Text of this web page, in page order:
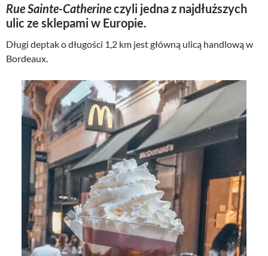
Rue Sainte-Catherineczyli jedna z najdłuższych
ulic ze sklepami w Europie.
Długi deptak o długości 1,2 km jest główną ulicą handlową w
Bordeaux.